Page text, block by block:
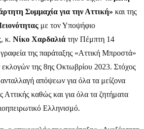
Συμμαχία για την Αττική» και της
με τον Υποψήφιο
κ. Νίκο Χαρδαλιά την Πέμπτη 14
της παράταξης «Αττική Μπροστά»
της 8ης Οκτωβρίου 2023. Στόχος
απόψεων για όλα τα μείζονα
Αττικής καθώς και για όλα τα ζητήματα
Ελληνισμό.